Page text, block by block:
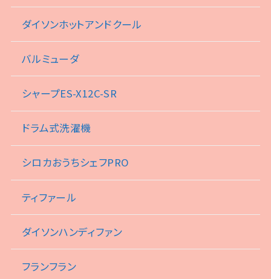
ダイソンホットアンドクール
バルミューダ
シャープES-X12C-SR
ドラム式洗濯機
シロカおうちシェフPRO
ティファール
ダイソンハンディファン
フランフラン